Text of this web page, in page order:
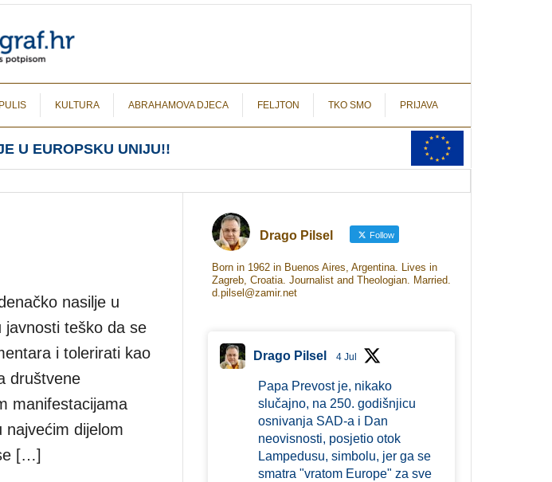
KULTURA ABRAHAMOVA DJECA FELJTON TKO SMO PRIJAVA
U EUROPSKU UNIJU!!
nasilje u
javnosti teško da se
i tolerirati kao
društvene
manifestacijama
najvećim dijelom
[…]
Drago Pilsel Follow
Born in 1962 in Buenos Aires, Argentina. Lives in
Zagreb, Croatia. Journalist and Theologian. Married.
d.pilsel@zamir.net
Drago Pilsel 4 Jul
Papa Prevost je, nikako
slučajno, na 250. godišnjicu
osnivanja SAD-a i Dan
neovisnosti, posjetio otok
Lampedusu, simbolu, jer ga se
smatra "vratom Europe" za sve